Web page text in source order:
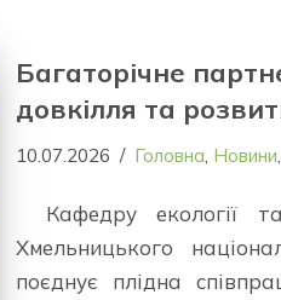
Багаторічне
довкілля та
10.07.2026 Головна Новини
Кафедру екології
Хмельницького
поєднує плідна